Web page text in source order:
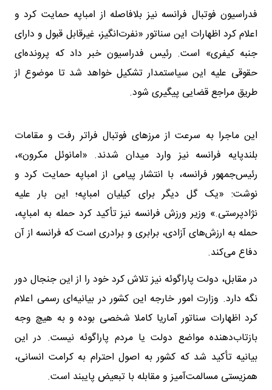
فدراسیون فوتبال فرانسه نیز بلافاصله از امباپه حمایت کرد و
اعلام کرد اظهارات این سناتور «نفرت‌انگیز، غیرقابل قبول و دارای
جنبه کیفری» است. رئیس فدراسیون خبر داد که پرونده‌ای
حقوقی علیه این سیاستمدار تشکیل خواهد شد تا موضوع از
طریق مراجع قضایی پیگیری شود.
این ماجرا به سرعت از مرزهای فوتبال فراتر رفت و مقامات
بلندپایه فرانسه نیز وارد میدان شدند. «امانوئل مکرون»،
رئیس‌جمهور فرانسه، با انتشار پیامی از امباپه حمایت کرد و
نوشت: «یک گل دیگر برای کیلیان امباپه؛ این بار علیه
نژادپرستی.» وزیر ورزش فرانسه نیز تأکید کرد حمله به امباپه،
حمله به ارزش‌های آزادی، برابری و برادری است که فرانسه از آن
دفاع می‌کند.
در مقابل، دولت پاراگوئه نیز تلاش کرد خود را از این جنجال دور
نگه دارد. وزارت امور خارجه این کشور در بیانیه‌ای رسمی اعلام
کرد اظهارات سناتور آماریا کاملا شخصی بوده و به هیچ وجه
بازتاب‌دهنده مواضع دولت یا مردم پاراگوئه نیست. در این
بیانیه تأکید شد که کشور به اصول احترام به کرامت انسانی،
همزیستی مسالمت‌آمیز و مقابله با تبعیض پایبند است.